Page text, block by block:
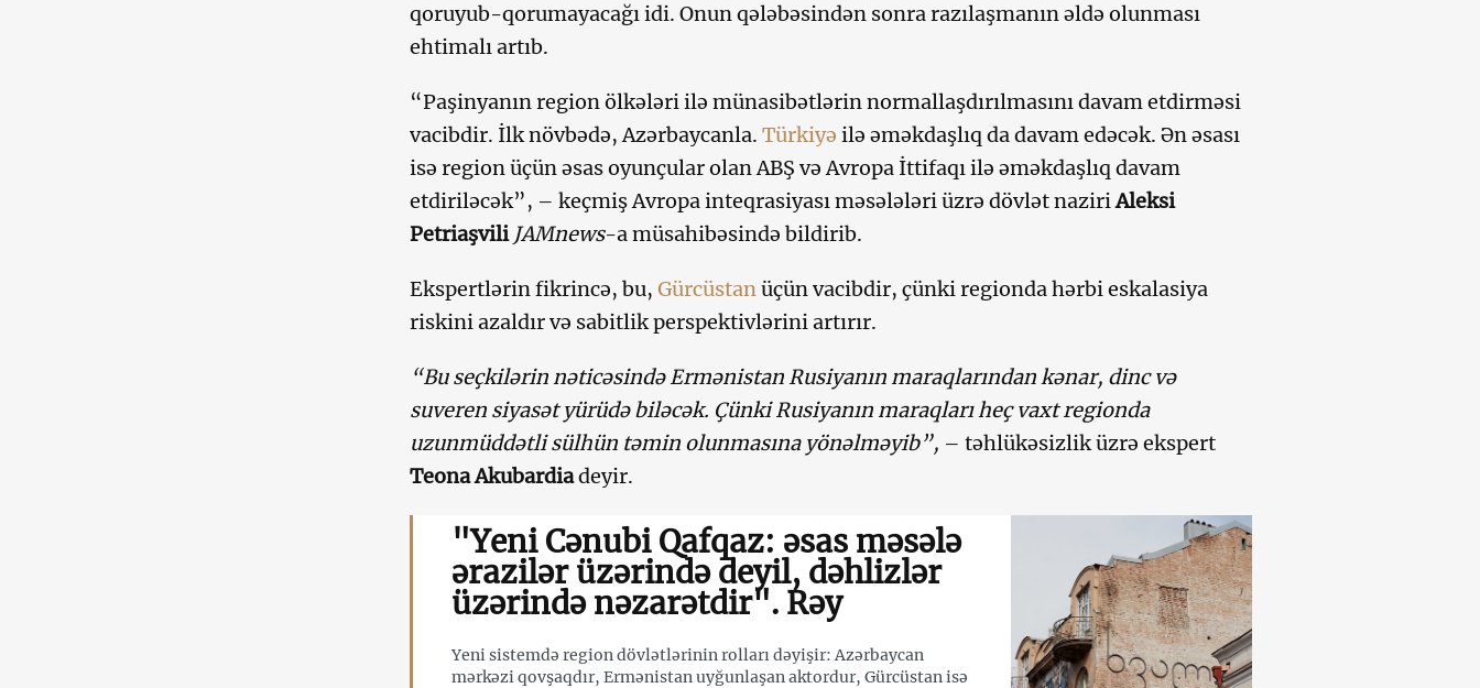
qoruyub-qorumayacağı idi. Onun qələbəsindən sonra razılaşmanın əldə olunması
ehtimalı artıb.
“Paşinyanın region ölkələri ilə münasibətlərin normallaşdırılmasını davam etdirməsi
vacibdir. İlk növbədə, Azərbaycanla. Türkiyə ilə əməkdaşlıq da davam edəcək. Ən əsası
isə region üçün əsas oyunçular olan ABŞ və Avropa İttifaqı ilə əməkdaşlıq davam
etdiriləcək”, – keçmiş Avropa inteqrasiyası məsələləri üzrə dövlət naziriAleksi
Petriaşvili JAMnews-a müsahibəsində bildirib.
Ekspertlərin fikrincə, bu, Gürcüstanüçün vacibdir, çünki regionda hərbi eskalasiya
riskini azaldır və sabitlik perspektivlərini artırır.
“Bu seçkilərin nəticəsində Ermənistan Rusiyanın maraqlarından kənar, dinc və
suveren siyasət yürüdə biləcək. Çünki Rusiyanın maraqları heç vaxt regionda
uzunmüddətli sülhün təmin olunmasına yönəlməyib”, – təhlükəsizlik üzrə ekspert
Teona Akubardiadeyir.
"Yeni Cənubi Qafqaz: əsas məsələ
ərazilər üzərində deyil, dəhlizlər
üzərində nəzarətdir". Rəy
Yeni sistemdə region dövlətlərinin rolları dəyişir: Azərbaycan
mərkəzi qovşaqdır, Ermənistan uyğunlaşan aktordur, Gürcüstan isə